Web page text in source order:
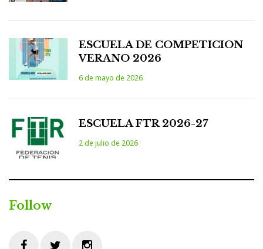
ESCUELA DE COMPETICION
VERANO 2026
6 de mayo de 2026
ESCUELA FTR 2026-27
2 de julio de 2026
Follow